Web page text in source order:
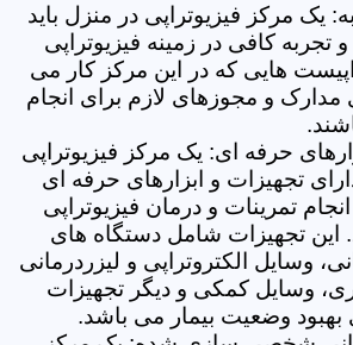
یک مرکز فیزیوتراپی در منزل باید
کافی در زمینه فیزیوتراپی
هایی که در این مرکز کار می
مدارک و مجوزهای لازم برای انجام
حرفه ای: یک مرکز فیزیوتراپی
تجهیزات و ابزارهای حرفه ای
تمرینات و درمان فیزیوتراپی
این تجهیزات شامل دستگاه های
وسایل الکتروتراپی و لیزردرمانی
وسایل کمکی و دیگر تجهیزات
بهبود وضعیت بیمار می باشد.